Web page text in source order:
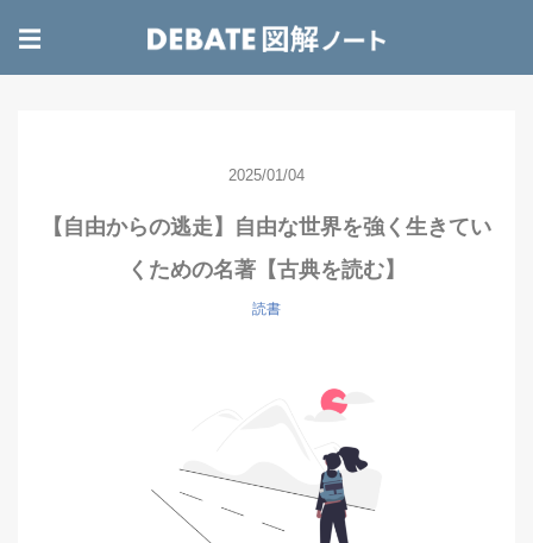
☰
2025/01/04
【自由からの逃走】自由な世界を強く生きてい
くための名著【古典を読む】
読書